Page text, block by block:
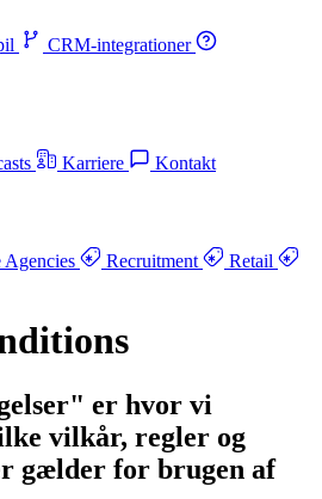
CRM-integrationer
Karriere Kontakt
Agencies Recruitment
Retail
er hvor vi
vilkår, regler og
gælder for brugen af